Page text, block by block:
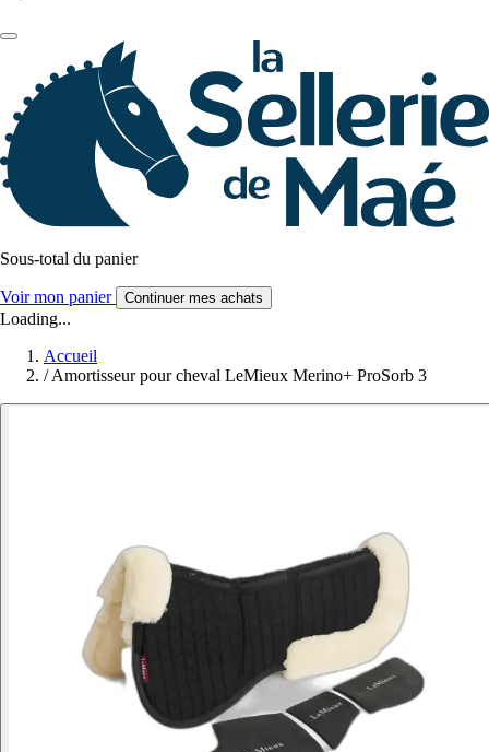
Sous-total du panier
Voir mon panier Continuer mes achats
Loading...
Accueil
/ Amortisseur pour cheval LeMieux Merino+ ProSorb 3